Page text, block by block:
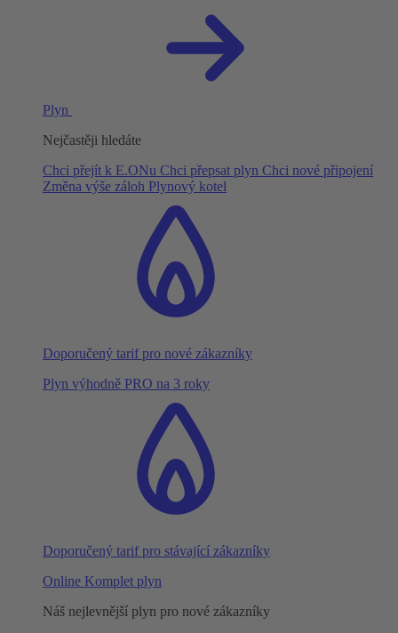
Plyn
Nejčastěji hledáte
Chci přejít k E.ONu Chci přepsat plyn Chci nové připojení
Změna výše záloh Plynový kotel
Doporučený tarif pro nové zákazníky
Plyn výhodně PRO na 3 roky
Doporučený tarif pro stávající zákazníky
Online Komplet plyn
Náš nejlevnější plyn pro nové zákazníky